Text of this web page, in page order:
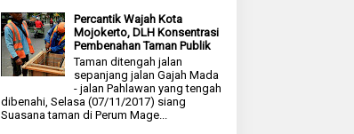
Percantik Wajah Kota
Mojokerto, DLH Konsentrasi
Pembenahan Taman Publik
Taman ditengah jalan
sepanjang jalan Gajah Mada
- jalan Pahlawan yang tengah
dibenahi, Selasa (07/11/2017) siang
Suasana taman di Perum Mage...